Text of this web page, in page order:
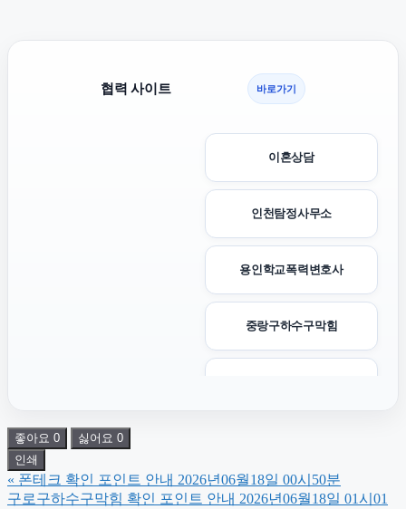
협력 사이트 바로가기
이혼상담
인천탐정사무소
용인학교폭력변호사
중랑구하수구막힘
은평구하수구막힘
좋아요 0 싫어요 0
인쇄
« 폰테크 확인 포인트 안내 2026년06월18일 00시50분
구로구하수구막힘 확인 포인트 안내 2026년06월18일 01시01